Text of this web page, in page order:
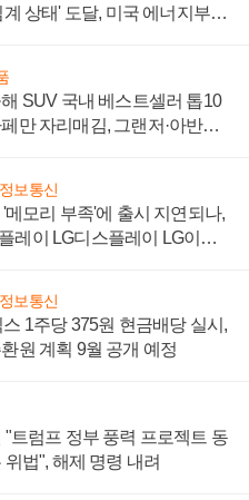
상태' 도달, 미국 에너지부
SUV 국내 베스트셀러 톱10
만 자리매김, 그랜저·아반떼
보통신
메모리 부족'에 출시 지연되나,
레이 LG디스플레이 LG이노
보통신
1주당 375원 현금배당 실시,
원 계획 9월 공개 예정
"트럼프 정부 풍력 프로젝트 동
위법", 해제 명령 내려